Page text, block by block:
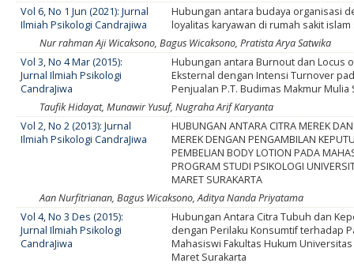
Vol 6, No 1 Jun (2021): Jurnal
Ilmiah Psikologi Candrajiwa
Hubungan antara budaya organisasi
loyalitas karyawan di rumah sakit
Nur rahman Aji Wicaksono, Bagus Wicaksono, Pratista Arya Satwika
Vol 3, No 4 Mar (2015):
Jurnal Ilmiah Psikologi
CandraJiwa
Hubungan antara Burnout dan Locus
Eksternal dengan Intensi Turnover
Penjualan P.T. Budimas Makmur Mulia
Taufik Hidayat, Munawir Yusuf, Nugraha Arif Karyanta
Vol 2, No 2 (2013): Jurnal
Ilmiah Psikologi CandraJiwa
HUBUNGAN ANTARA CITRA MEREK
MEREK DENGAN PENGAMBILAN
PEMBELIAN BODY LOTION PADA
PROGRAM STUDI PSIKOLOGI
MARET SURAKARTA
Aan Nurfitrianan, Bagus Wicaksono, Aditya Nanda Priyatama
Vol 4, No 3 Des (2015):
Jurnal Ilmiah Psikologi
CandraJiwa
Hubungan Antara Citra Tubuh dan
dengan Perilaku Konsumtif terhadap
Mahasiswi Fakultas Hukum
Maret Surakarta